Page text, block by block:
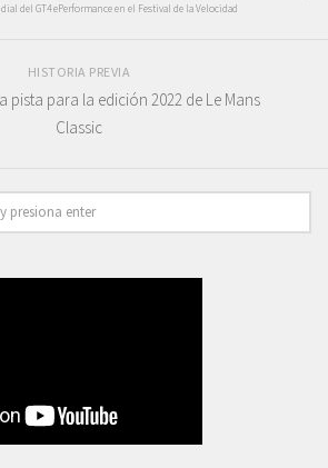
del GT4 ePerformance en el Festival de la Velocidad
HISTORIA PREVIA
pista para la edición 2022 de Le Mans
Classic